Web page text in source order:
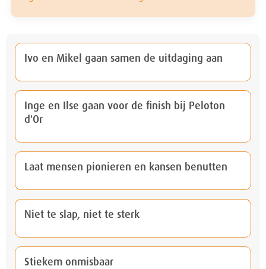
Ivo en Mikel gaan samen de uitdaging aan
Inge en Ilse gaan voor de finish bij Peloton
d'Or
Laat mensen pionieren en kansen benutten
Niet te slap, niet te sterk
Stiekem onmisbaar